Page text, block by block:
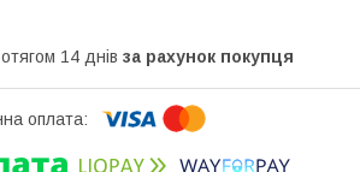
14 днів за рахунок покупця